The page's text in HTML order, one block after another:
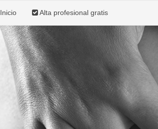
Inicio Alta profesional gratis